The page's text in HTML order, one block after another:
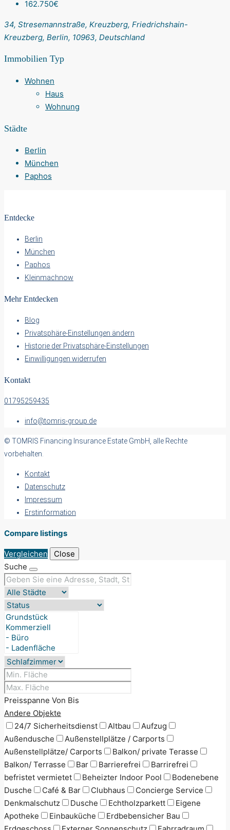
162.750€
34, Stresemannstraße, Kreuzberg, Friedrichshain-
Kreuzberg, Berlin, 10963, Deutschland
Immobilien Typ
Wohnen
Haus
Wohnung
Städte
Berlin
München
Paphos
Entdecke
Berlin
München
Paphos
Kleinmachnow
Mehr Entdecken
Blog
Privatsphäre-Einstellungen ändern
Historie der Privatsphäre-Einstellungen
Einwilligungen widerrufen
Kontakt
01795259435
info@tomris-group.de
© TOMRIS Financing Insurance Estate GmbH, alle Rechte
vorbehalten.
Kontakt
Datenschutz
Impressum
Erstinformation
Compare listings
Vergleichen
Close
Suche
Preisspanne Von Bis
Andere Objekte
24/7 Sicherheitsdienst
Altbau
Aufzug
Außendusche
Außenstellplätze / Carports
Außenstellplätze/ Carports
Balkon/ private Terasse
Balkon/ Terrasse
Bar Barrierefrei
Barrirefrei
befristet vermietet
Beheizter Indoor Pool
Bodenebene
Dusche
Café & Bar Clubhaus
Concierge Service
Denkmalschutz
Dusche Echtholzparkett
Eigene
Apotheke
Einbauküche
Erdbebensicher Bau